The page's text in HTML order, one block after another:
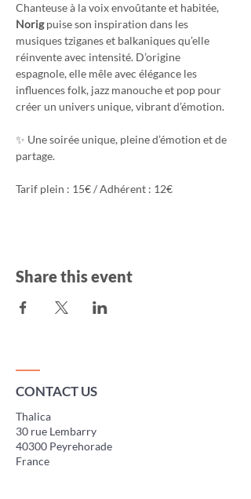
Chanteuse à la voix envoûtante et habitée,
Norig puise son inspiration dans les
musiques tziganes et balkaniques qu’elle
réinvente avec intensité. D’origine
espagnole, elle mêle avec élégance les
influences folk, jazz manouche et pop pour
créer un univers unique, vibrant d’émotion.
✨ Une soirée unique, pleine d’émotion et de
partage.
Tarif plein : 15€ / Adhérent : 12€
Share this event
CONTACT US
Thalica
30 rue Lembarry
40300 Peyrehorade
France